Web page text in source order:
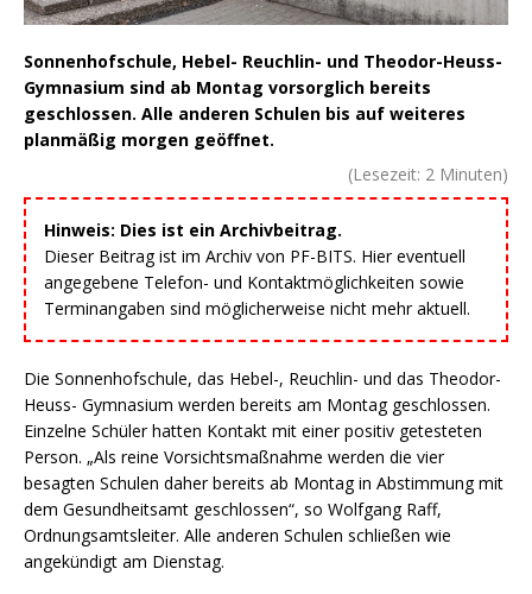
Sonnenhofschule, Hebel- Reuchlin- und Theodor-Heuss-
Gymnasium sind ab Montag vorsorglich bereits
geschlossen. Alle anderen Schulen bis auf weiteres
planmäßig morgen geöffnet.
(Lesezeit: 2 Minuten)
Hinweis: Dies ist ein Archivbeitrag.
Dieser Beitrag ist im Archiv von PF-BITS. Hier eventuell
angegebene Telefon- und Kontaktmöglichkeiten sowie
Terminangaben sind möglicherweise nicht mehr aktuell.
Die Sonnenhofschule, das Hebel-, Reuchlin- und das Theodor-
Heuss- Gymnasium werden bereits am Montag geschlossen.
Einzelne Schüler hatten Kontakt mit einer positiv getesteten
Person. „Als reine Vorsichtsmaßnahme werden die vier
besagten Schulen daher bereits ab Montag in Abstimmung mit
dem Gesundheitsamt geschlossen“, so Wolfgang Raff,
Ordnungsamtsleiter. Alle anderen Schulen schließen wie
angekündigt am Dienstag.